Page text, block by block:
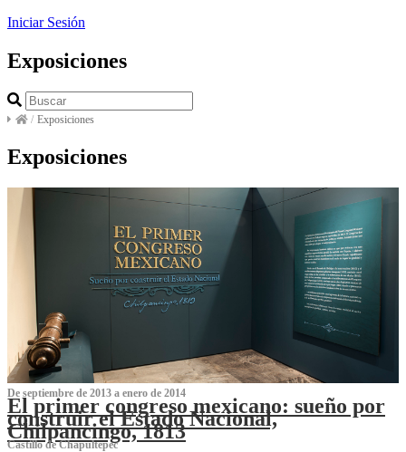
Iniciar Sesión
Exposiciones
/ Exposiciones
Exposiciones
De septiembre de 2013 a enero de 2014
El primer congreso mexicano: sueño por
construir el Estado Nacional,
Chilpancingo, 1813
Castillo de Chapultepec